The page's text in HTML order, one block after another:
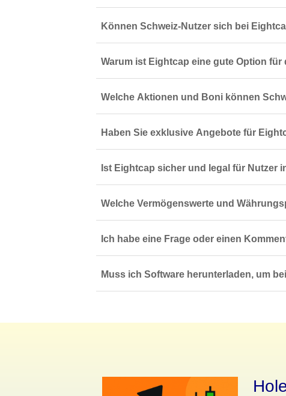
Können Schweiz-Nutzer sich bei
Warum ist Eightcap eine gute Option für
Welche Aktionen und Boni können
Haben Sie exklusive Angebote für
Ist Eightcap sicher und legal für Nutzer
Welche Vermögenswerte und
Ich habe eine Frage oder einen
Muss ich Software herunterladen, um